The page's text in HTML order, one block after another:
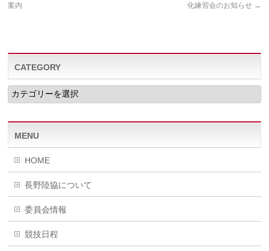
案内
化練習会のお知らせ →
CATEGORY
CATEGORY
MENU
HOME
長野陸協について
委員会情報
競技日程